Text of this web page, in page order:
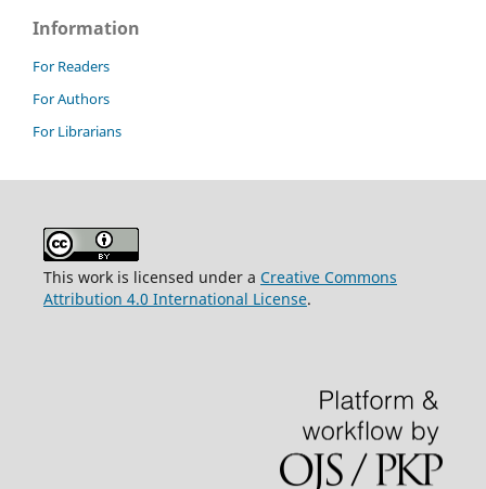
Information
For Readers
For Authors
For Librarians
This work is licensed under a Creative Commons
Attribution 4.0 International License.